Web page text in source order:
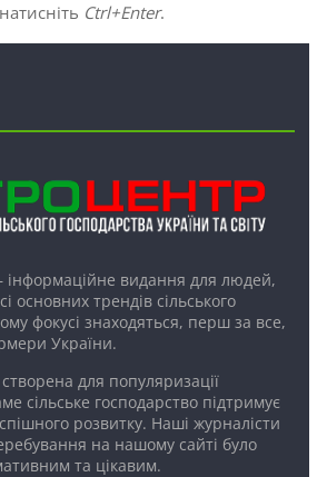
Ctrl+Enter.
інформаційне видання для людей,
основних трендів сільського
фокусі знаходяться, перш за все,
України.
для популяризації
сільське господарство підтримує
розвитку. Наші журналісти
на нашому сайті було
та цікавим.